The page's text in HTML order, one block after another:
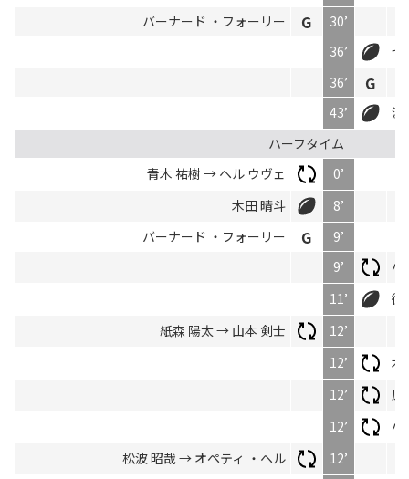
バーナード ・フォーリー
30’
36’
セ
36’
43’
濵
ハーフタイム
青木 祐樹 → ヘル ウヴェ
0’
木田 晴斗
8’
バーナード ・フォーリー
9’
9’
小
11’
徳
紙森 陽太 → 山本 剣士
12’
12’
木
12’
原
12’
小
松波 昭哉 → オペティ ・ヘル
12’